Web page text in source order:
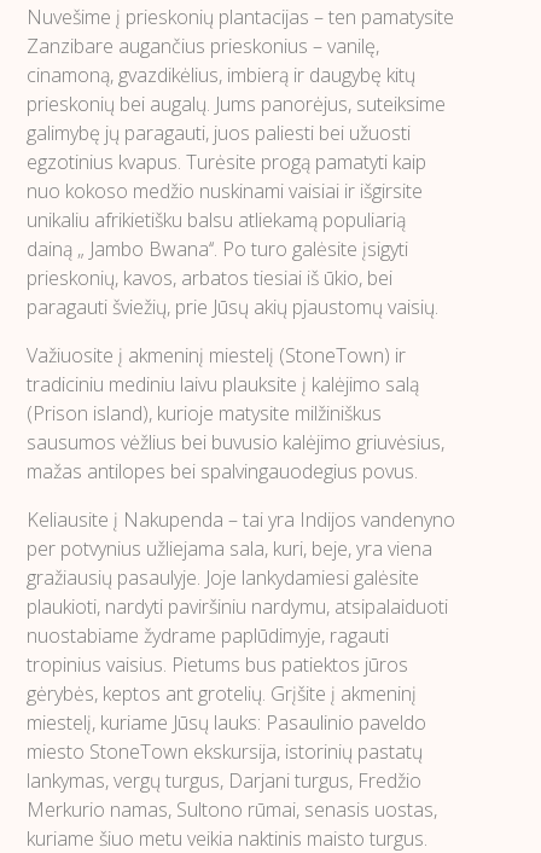
Nuvešime į prieskonių plantacijas – ten pamatysite
Zanzibare augančius prieskonius – vanilę,
cinamoną, gvazdikėlius, imbierą ir daugybę kitų
prieskonių bei augalų. Jums panorėjus, suteiksime
galimybę jų paragauti, juos paliesti bei užuosti
egzotinius kvapus. Turėsite progą pamatyti kaip
nuo kokoso medžio nuskinami vaisiai ir išgirsite
unikaliu afrikietišku balsu atliekamą populiarią
dainą „ Jambo Bwana‘‘. Po turo galėsite įsigyti
prieskonių, kavos, arbatos tiesiai iš ūkio, bei
paragauti šviežių, prie Jūsų akių pjaustomų vaisių.
Važiuosite į akmeninį miestelį (StoneTown) ir
tradiciniu mediniu laivu plauksite į kalėjimo salą
(Prison island), kurioje matysite milžiniškus
sausumos vėžlius bei buvusio kalėjimo griuvėsius,
mažas antilopes bei spalvingauodegius povus.
Keliausite į Nakupenda – tai yra Indijos vandenyno
per potvynius užliejama sala, kuri, beje, yra viena
gražiausių pasaulyje. Joje lankydamiesi galėsite
plaukioti, nardyti paviršiniu nardymu, atsipalaiduoti
nuostabiame žydrame paplūdimyje, ragauti
tropinius vaisius. Pietums bus patiektos jūros
gėrybės, keptos ant grotelių. Grįšite į akmeninį
miestelį, kuriame Jūsų lauks: Pasaulinio paveldo
miesto StoneTown ekskursija, istorinių pastatų
lankymas, vergų turgus, Darjani turgus, Fredžio
Merkurio namas, Sultono rūmai, senasis uostas,
kuriame šiuo metu veikia naktinis maisto turgus.